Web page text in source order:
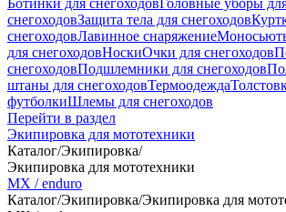
Ботинки для снегоходовГоловные уборы
снегоходовЗащита тела для снегоходов
снегоходовЛавинное снаряжение
для снегоходовНоскиОчки для снегоходов
снегоходовПодшлемники для снегоходов
штаны для снегоходовТермоодежда
футболкиШлемы для снегоходов
Перейти в раздел
Экипировка для мототехники
Каталог/Экипировка/
Экипировка для мототехники
MX / enduro
Каталог/Экипировка/Экипировка для